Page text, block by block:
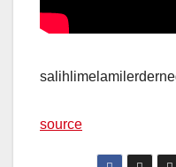
source